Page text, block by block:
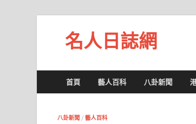
名人日誌網
首頁 藝人百科 八卦新聞
八卦新聞 / 藝人百科